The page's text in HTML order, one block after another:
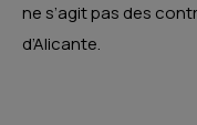
ne s’agit pas des
d’Alicante.